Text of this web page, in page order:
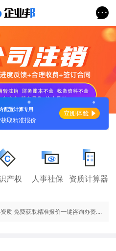
配置计算专用
取精准报价
产权 人事社保 资质计算器
质 免费获取精准报价一键咨询办资....